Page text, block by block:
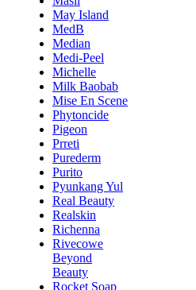
May Island
MedB
Median
Medi-Peel
Michelle
Milk Baobab
Mise En Scene
Phytoncide
Pigeon
Prreti
Purederm
Purito
Pyunkang Yul
Real Beauty
Realskin
Richenna
Rivecowe
Beyond
Beauty
Rocket Soap